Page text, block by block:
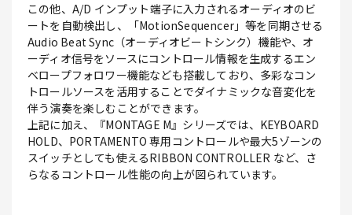
この他、A/D インプット端子に入力されるオーディオのビ
ートを自動検出し、「MotionSequencer」等を同期させる
Audio Beat Sync（オーディオビートシンク）機能や、オ
ーディオ信号をソースにコントロール情報を生成するエン
ベロープフォロワー機能なども搭載しており、多彩なコン
トロールソースを活用することでダイナミックな音変化を
伴う演奏を楽しむことができます。
上記に加え、『MONTAGE M』シリーズでは、KEYBOARD
HOLD、PORTAMENTO 専用コントロールや最大5ゾーンの
スイッチとしても使えるRIBBON CONTROLLER など、さ
らなるコントロール性能の向上が図られています。